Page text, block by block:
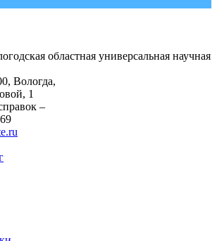
областная универсальная научная
Вологда,
1
–